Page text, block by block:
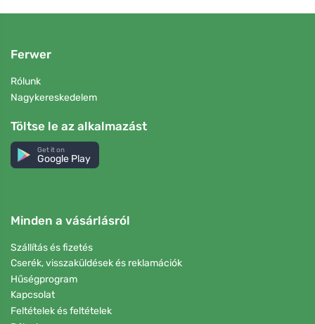
Ferwer
Rólunk
Nagykereskedelem
Töltse le az alkalmazást
Get it on
Google Play
Minden a vásárlásról
Szállítás és fizetés
Cserék, visszaküldések és reklamációk
Hűségprogram
Kapcsolat
Feltételek és feltételek